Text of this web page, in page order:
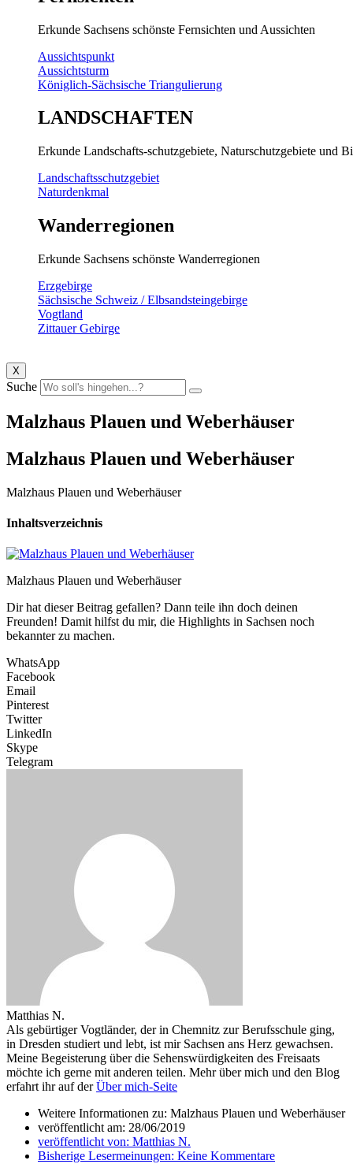
Erkunde Sachsens schönste Fernsichten und Aussichten
Aussichtspunkt
Aussichtsturm
Königlich-Sächsische Triangulierung
LANDSCHAFTEN
Erkunde Landschafts-schutzgebiete, Naturschutzgebiete und
Landschaftsschutzgebiet
Naturdenkmal
Wanderregionen
Erkunde Sachsens schönste Wanderregionen
Erzgebirge
Sächsische Schweiz / Elbsandsteingebirge
Vogtland
Zittauer Gebirge
X
Suche
Malzhaus Plauen und Weberhäuser
Malzhaus Plauen und Weberhäuser
Malzhaus Plauen und Weberhäuser
Inhaltsverzeichnis
Malzhaus Plauen und Weberhäuser
Dir hat dieser Beitrag gefallen? Dann teile ihn doch deinen
Freunden! Damit hilfst du mir, die Highlights in Sachsen noch
bekannter zu machen.
WhatsApp
Facebook
Email
Pinterest
Twitter
LinkedIn
Skype
Telegram
Matthias N.
Als gebürtiger Vogtländer, der in Chemnitz zur Berufsschule ging,
in Dresden studiert und lebt, ist mir Sachsen ans Herz gewachsen.
Meine Begeisterung über die Sehenswürdigkeiten des Freisaats
möchte ich gerne mit anderen teilen. Mehr über mich und den Blog
erfahrt ihr auf derÜber mich-Seite
Weitere Informationen zu: Malzhaus Plauen und Weberhäuser
veröffentlicht am: 28/06/2019
veröffentlicht von: Matthias N.
Bisherige Lesermeinungen: Keine Kommentare